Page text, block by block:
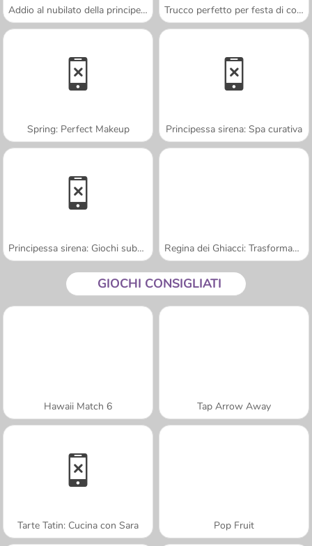
Addio al nubilato della principessa Trucco perfetto per festa di compleanno
Spring: Perfect Makeup Principessa sirena: Spa curativa
Principessa sirena: Giochi subacquei Regina dei Ghiacci: Trasformazione
GIOCHI CONSIGLIATI
Hawaii Match 6 Tap Arrow Away
Tarte Tatin: Cucina con Sara Pop Fruit